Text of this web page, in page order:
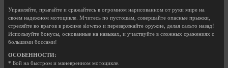
Управляйте, прыгайте и сражайтесь в огромном нарисованном от руки мире на
своем надежном мотоцикле. Мчитесь по пустошам, совершайте опасные прыжки,
стреляйте во врагов в режиме slowmo и перезаряжайте оружие, делая сальто назад!
Используйте бонусы, основанные на навыках, и участвуйте в сложных сражениях с
большими боссами!
ОСОБЕННОСТИ:
* Бой на быстром и маневренном мотоцикле.